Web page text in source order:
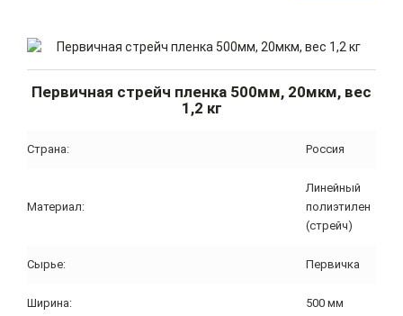
Первичная стрейч пленка 500мм, 20мкм, вес
1,2 кг
Страна: Россия
Материал:
Линейный
полиэтилен
(стрейч)
Сырье: Первичка
Ширина: 500 мм